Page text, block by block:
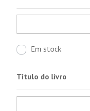
Em stock
Título do livro